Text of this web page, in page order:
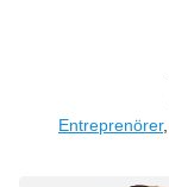
Entreprenörer,